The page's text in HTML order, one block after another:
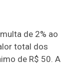
de 2% ao
total dos
de R$ 50. A